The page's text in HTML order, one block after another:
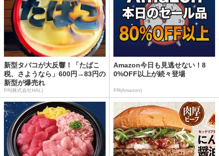
新型タバコが大反響！「たばこ
税、さようなら」600円→83円の
新型が爆売れ
PR(株式会社HAL)
Amazon今日も見逃せない！8
0%OFF以上が続々登場
PR(Amazon)